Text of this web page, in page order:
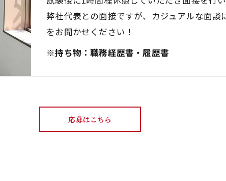
弊社代表との面接ですが、カジュアルな面
をお聞かせください！
※持ち物：職務経歴書・履歴書
応募はこちら